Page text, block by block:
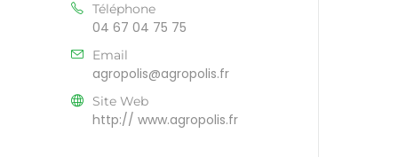
Téléphone
04 67 04 75 75
Email
agropolis@agropolis.fr
Site Web
http:// www.agropolis.fr